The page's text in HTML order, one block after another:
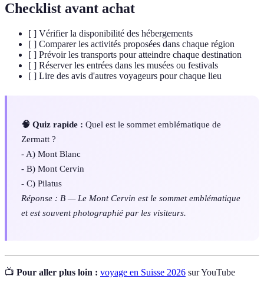
Checklist avant achat
[ ] Vérifier la disponibilité des hébergements
[ ] Comparer les activités proposées dans chaque région
[ ] Prévoir les transports pour atteindre chaque destination
[ ] Réserver les entrées dans les musées ou festivals
[ ] Lire des avis d'autres voyageurs pour chaque lieu
🧠 Quiz rapide : Quel est le sommet emblématique de
Zermatt ?
- A) Mont Blanc
- B) Mont Cervin
- C) Pilatus
Réponse : B — Le Mont Cervin est le sommet emblématique
et est souvent photographié par les visiteurs.
📺 Pour aller plus loin : voyage en Suisse 2026 sur YouTube